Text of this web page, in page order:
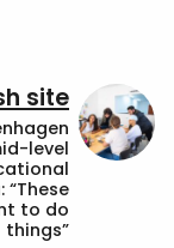
site
level
to do
things”